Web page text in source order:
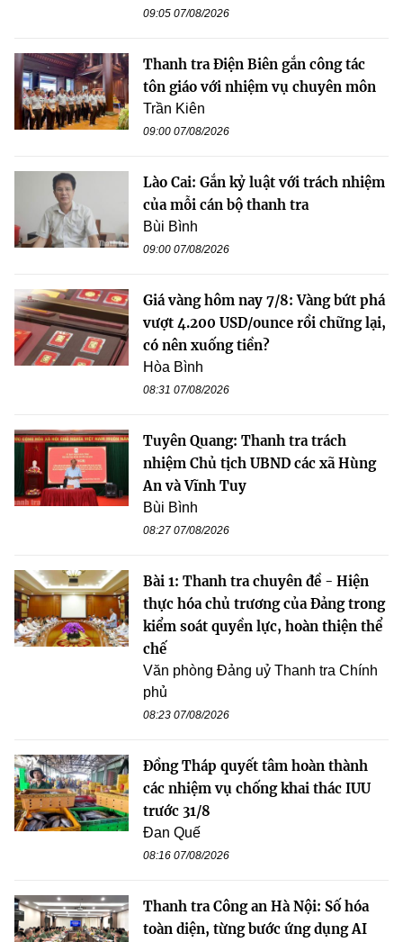
09:05 07/08/2026
Thanh tra Điện Biên gắn công tác
tôn giáo với nhiệm vụ chuyên môn
Trần Kiên
09:00 07/08/2026
Lào Cai: Gắn kỷ luật với trách nhiệm
của mỗi cán bộ thanh tra
Bùi Bình
09:00 07/08/2026
Giá vàng hôm nay 7/8: Vàng bứt phá
vượt 4.200 USD/ounce rồi chững lại,
có nên xuống tiền?
Hòa Bình
08:31 07/08/2026
Tuyên Quang: Thanh tra trách
nhiệm Chủ tịch UBND các xã Hùng
An và Vĩnh Tuy
Bùi Bình
08:27 07/08/2026
Bài 1: Thanh tra chuyên đề - Hiện
thực hóa chủ trương của Đảng trong
kiểm soát quyền lực, hoàn thiện thể
chế
Văn phòng Đảng uỷ Thanh tra Chính
phủ
08:23 07/08/2026
Đồng Tháp quyết tâm hoàn thành
các nhiệm vụ chống khai thác IUU
trước 31/8
Đan Quế
08:16 07/08/2026
Thanh tra Công an Hà Nội: Số hóa
toàn diện, từng bước ứng dụng AI